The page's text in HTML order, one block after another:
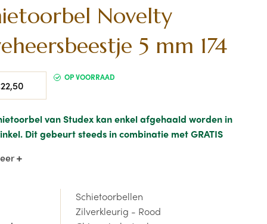
Novelty
5 mm 174
OP VOORRAAD
van Studex kan enkel afgehaald worden in
Dit gebeurt steeds in combinatie met GRATIS
en
van Studex"Novelty lieveheersbeestje 5
plaatsen we met veel plezier.
Schietoorbellen
Zilverkleurig - Rood